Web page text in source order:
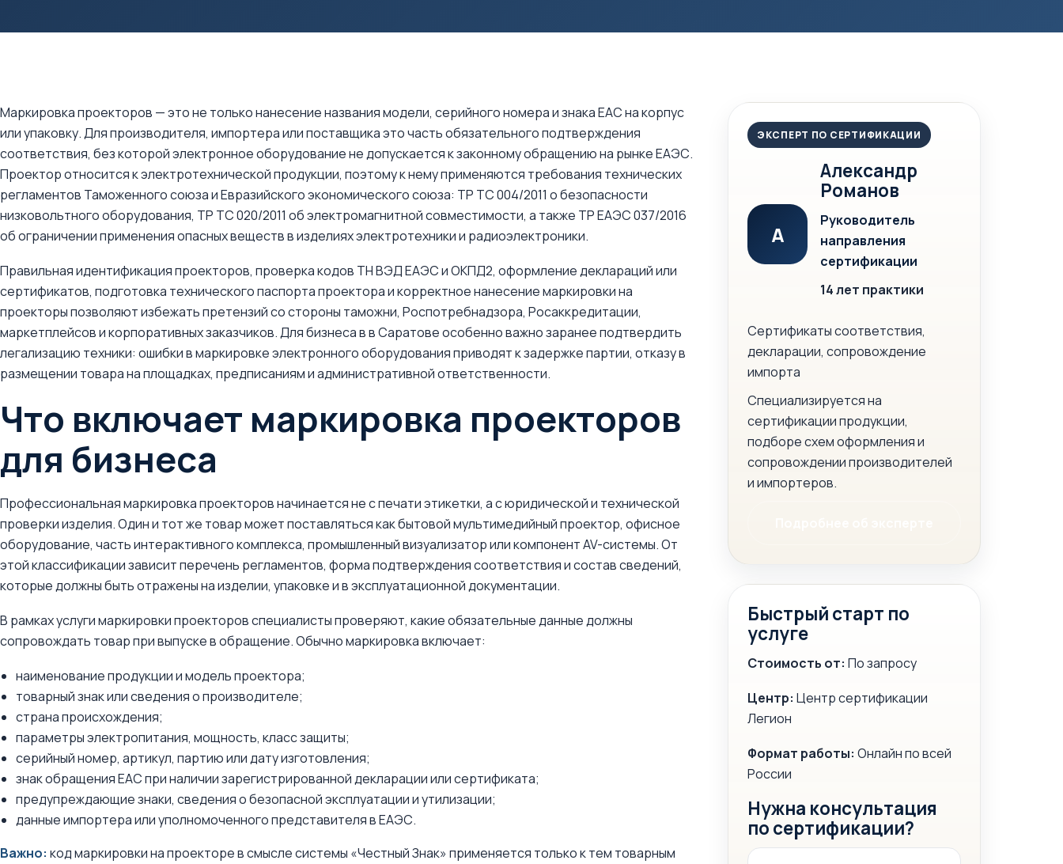
Маркировка проекторов — это не только нанесение названия модели, серийного номера и знака EAC на корпус
или упаковку. Для производителя, импортера или поставщика это часть обязательного подтверждения
соответствия, без которой электронное оборудование не допускается к законному обращению на рынке ЕАЭС.
Проектор относится к электротехнической продукции, поэтому к нему применяются требования технических
регламентов Таможенного союза и Евразийского экономического союза: ТР ТС 004/2011 о безопасности
низковольтного оборудования, ТР ТС 020/2011 об электромагнитной совместимости, а также ТР ЕАЭС 037/2016
об ограничении применения опасных веществ в изделиях электротехники и радиоэлектроники.
Правильная идентификация проекторов, проверка кодов ТН ВЭД ЕАЭС и ОКПД2, оформление деклараций или
сертификатов, подготовка технического паспорта проектора и корректное нанесение маркировки на
проекторы позволяют избежать претензий со стороны таможни, Роспотребнадзора, Росаккредитации,
маркетплейсов и корпоративных заказчиков. Для бизнеса в в Саратове особенно важно заранее подтвердить
легализацию техники: ошибки в маркировке электронного оборудования приводят к задержке партии, отказу в
размещении товара на площадках, предписаниям и административной ответственности.
Что включает маркировка проекторов
для бизнеса
Профессиональная маркировка проекторов начинается не с печати этикетки, а с юридической и технической
проверки изделия. Один и тот же товар может поставляться как бытовой мультимедийный проектор, офисное
оборудование, часть интерактивного комплекса, промышленный визуализатор или компонент AV-системы. От
этой классификации зависит перечень регламентов, форма подтверждения соответствия и состав сведений,
которые должны быть отражены на изделии, упаковке и в эксплуатационной документации.
В рамках услуги маркировки проекторов специалисты проверяют, какие обязательные данные должны
сопровождать товар при выпуске в обращение. Обычно маркировка включает:
наименование продукции и модель проектора;
товарный знак или сведения о производителе;
страна происхождения;
параметры электропитания, мощность, класс защиты;
серийный номер, артикул, партию или дату изготовления;
знак обращения EAC при наличии зарегистрированной декларации или сертификата;
предупреждающие знаки, сведения о безопасной эксплуатации и утилизации;
данные импортера или уполномоченного представителя в ЕАЭС.
Важно: код маркировки на проекторе в смысле системы «Честный Знак» применяется только к тем товарным
ЭКСПЕРТ ПО СЕРТИФИКАЦИИ
А
Александр
Романов
Руководитель
направления
сертификации
14 лет практики
Сертификаты соответствия,
декларации, сопровождение
импорта
Специализируется на
сертификации продукции,
подборе схем оформления и
сопровождении производителей
и импортеров.
Быстрый старт по
услуге
Стоимость от: По запросу
Центр: Центр сертификации
Легион
Формат работы: Онлайн по всей
России
Нужна консультация
по сертификации?